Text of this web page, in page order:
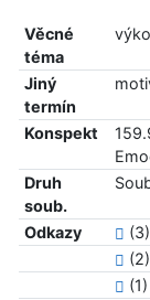
Věcné
téma
Jiný
termín
Konspekt
Druh
soub.
Odkazy